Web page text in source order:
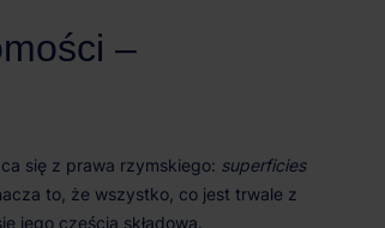
superficies